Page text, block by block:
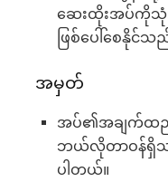
ဆေးထိုးအပ်ကိုသုံး
ဖြစ်ပေါ်စေနိုင်သ
အမှတ်
အပ်၏အချက်ထည်
ဘယ်လိုတာဝန်ရှိ
ပါတယ်။